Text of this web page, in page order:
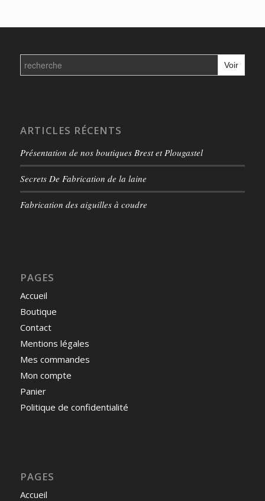
Search
for:
ARTICLES RÉCENTS
Présentation de nos boutiques Brest et Plougastel
Secrets De Fabrication de la laine
Fabrication des aiguilles à coudre
PAGES
Accueil
Boutique
Contact
Mentions légales
Mes commandes
Mon compte
Panier
Politique de confidentialité
PAGES
Accueil